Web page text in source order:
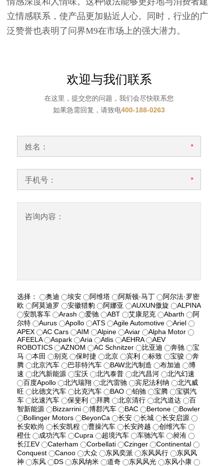
立情感联系，使产品更加贴近人心。同时，行业的广
泛赞誉也表明了问界M9在市场上的强大潜力。
欢迎与我们联系
在这里，提交您的问题，我们会尽快联系您
如果急需回复，请致电400-188-0263
姓名： *
手机号： *
咨询内容：
选择： 奥迪 埃安 阿维塔 阿斯顿·马丁
阿尔法·罗密
欧
阿莫迪罗 安徽猎豹 阿娜亚 AUXUN傲旋
ALPINA
安凯客车
Arash 爱驰 ABT 艾康尼克 Abarth
阿
尔特
Aurus Apollo ATS Agile Automotive
Ariel
APEX
AC Cars AIM Alpine Aviar
Alpha Motor
AFEELA
Aspark Aria Atlis AEHRA
AEV
ROBOTICS
AZNOM AC Schnitzer 比亚迪 奔驰
宝
马
本田 别克 保时捷 北京 宾利 标致 宝骏
奔
腾
北京汽车 巴菲特汽车 BAW北汽制造 布加迪
博
速
北汽新能源 宝沃 北汽泰普 北汽昌河
北汽幻速
百度Apollo
北汽瑞翔 北汽雷驰 宾尼法利纳
北汽威
旺
比德文汽车 比克汽车 BAO 铂驰 宝腾
宝骐汽
车
比速汽车 保斐利 拜腾 北京清行 北汽道达
百
智新能源
Bizzarrini 博郡汽车 BAC Bertone
Bowler
Bollinger Motors
BeyonCa 长安 长城
长安启源
长安欧尚
长安凯程 曹操汽车 长安跨越
创维汽车
橙仕
成功汽车 Cupra 超境汽车 车驰汽车
昶洧
长江EV
Caterham Corbellati Czinger
Continental
Conquest
Canoo 大众 东风奕派 东风风行
东风风
神
东风 DS 东风纳米 道奇 东风风光
东风小康